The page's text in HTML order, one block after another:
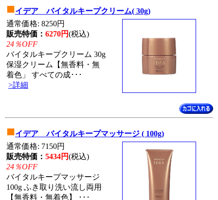
■イデア バイタルキープクリーム( 30g)
通常価格: 8250円
販売特価： 6270円(税込)
24％OFF
バイタルキープクリーム 30g
保湿クリーム【無香料・無
着色」 すべての成･･･
>詳細
■イデア バイタルキープマッサージ ( 100g)
通常価格: 7150円
販売特価： 5434円(税込)
24％OFF
バイタルキープマッサージ
100g ふき取り洗い流し両用
【無香料・無着色】 ･･･